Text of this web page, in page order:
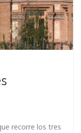
recorre los tres